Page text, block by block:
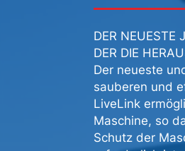
DER NEUESTE
DER DIE
Der neueste
sauberen und
LiveLink
Maschine, so
Schutz der